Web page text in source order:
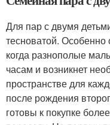
Для пар с двумя
тесноватой. Особенно
когда разнополые
часам и возникнет
пространстве для
после рождения
готовы к покупке